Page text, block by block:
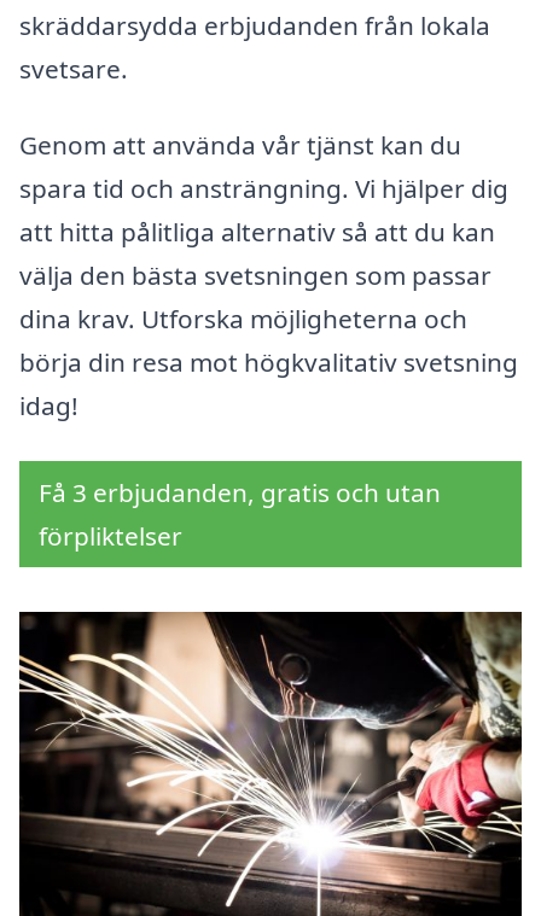
skräddarsydda erbjudanden från lokala
svetsare.
Genom att använda vår tjänst kan du
spara tid och ansträngning. Vi hjälper dig
att hitta pålitliga alternativ så att du kan
välja den bästa svetsningen som passar
dina krav. Utforska möjligheterna och
börja din resa mot högkvalitativ svetsning
idag!
Få 3 erbjudanden, gratis och utan
förpliktelser